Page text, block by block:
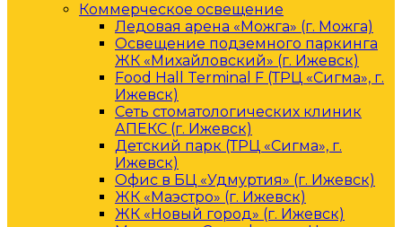
Коммерческое освещение
Ледовая арена «Можга» (г. Можга)
Освещение подземного паркинга
ЖК «Михайловский» (г. Ижевск)
Food Hall Terminal F (ТРЦ «Сигма», г.
Ижевск)
Сеть стоматологических клиник
АПЕКС (г. Ижевск)
Детский парк (ТРЦ «Сигма», г.
Ижевск)
Офис в БЦ «Удмуртия» (г. Ижевск)
ЖК «Маэстро» (г. Ижевск)
ЖК «Новый город» (г. Ижевск)